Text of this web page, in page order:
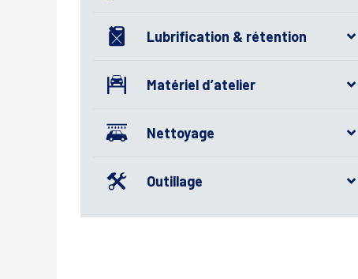
Lubrification & rétention
Matériel d’atelier
Nettoyage
Outillage